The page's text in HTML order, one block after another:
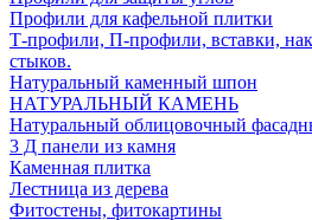
Профили для кафельной плитки
Т-профили, П-профили, вставки,
стыков.
Натуральный каменный шпон
НАТУРАЛЬНЫЙ КАМЕНЬ
Натуральный облицовочный
3 Д панели из камня
Каменная плитка
Лестница из дерева
Фитостены, фитокартины